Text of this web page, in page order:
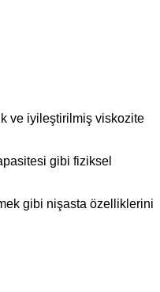
ve iyileştirilmiş viskozite
gibi fiziksel
gibi nişasta özelliklerini